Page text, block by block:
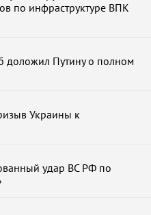
по инфраструктуре ВПК
доложил Путину о полном
Украины к
удар ВС РФ по